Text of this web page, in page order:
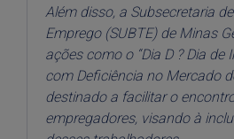
Além disso, a Subsecretaria
Emprego (SUBTE) de Minas
ações como o “Dia D ? Dia
com Deficiência no Mercado
destinado a facilitar o
empregadores, visando à